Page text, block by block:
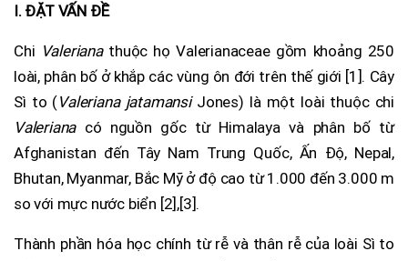
I. ĐẶT VẤN ĐỀ
Chi Valerianathuộc họ Valerianaceae gồm khoảng 250
loài, phân bố ở khắp các vùng ôn đới trên thế giới [1]. Cây
Sì to (Valeriana jatamansiJones) là một loài thuộc chi
Valerianacó nguồn gốc từ Himalaya và phân bố từ
Afghanistan đến Tây Nam Trung Quốc, Ấn Độ, Nepal,
Bhutan, Myanmar, Bắc Mỹ ở độ cao từ 1.000 đến 3.000 m
so với mực nước biển [2],[3].
Thành phần hóa học chính từ rễ và thân rễ của loài Sì to